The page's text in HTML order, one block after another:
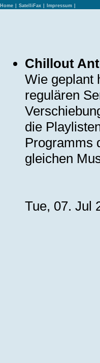
Home SatelliFax Impressum
Chillout
Wie geplant
regulären
die
Programms
gleichen
Tue, 07. Jul